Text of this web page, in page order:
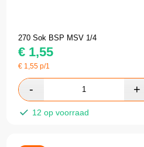
270 Sok BSP MSV 1/4
€ 1,55
€ 1,55 p/1
12 op voorraad